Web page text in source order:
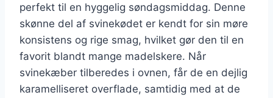
perfekt til en hyggelig søndagsmiddag. Denne
skønne del af svinekødet er kendt for sin møre
konsistens og rige smag, hvilket gør den til en
favorit blandt mange madelskere. Når
svinekæber tilberedes i ovnen, får de en dejlig
karamelliseret overflade, samtidig med at de